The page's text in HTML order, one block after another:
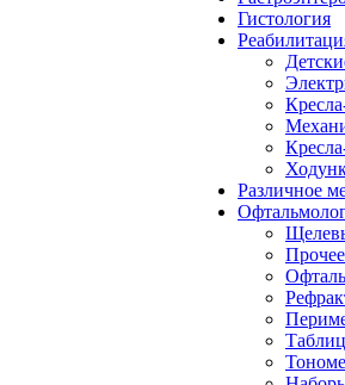
Гистология
Различное